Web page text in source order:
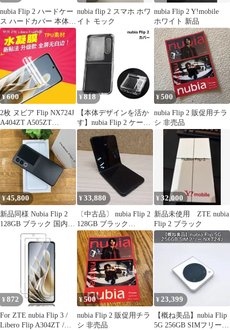
nubia Flip 2 ハードケー
ス ハードカバー 本体
保護 カバー 耐衝撃 ス
マホケース スマホカバ
ー 透明 クリア 無地ケ
ース 無地カバー 送料無
料
nubia flip 2 スマホ ホワ
イト モック
nubia Flip 2 Y!mobile
ホワイト 新品
¥600
2枚 ヌビア Flip NX724J
A404ZT A505ZT
TPUF143
¥ 818
【本体デザインを活か
す】nubia Flip 2 ケース
クリア ハードケース ヌ
ビア フリップ2 カバー
透明 耐衝撃 PC 傷防止
おしゃれ _a
¥500
nubia Flip 2 販促用チラ
シ 非売品
¥45,800
新品同様 Nubia Flip 2
128GB ブラック 国内版
SIMフリー 送料無料
¥33,880
〔中古品〕 nubia Flip 2
128GB ブラック
A404ZT
¥32,000
新品未使用 ZTE nubia
Flip 2 ブラック
¥ 872
For ZTE nubia Flip 3 /
Libero Flip A304ZT /
¥500
nubia Flip 2 販促用チラ
シ 非売品
¥23,399
【概ね美品】nubia Flip
5G 256GB SIMフリー